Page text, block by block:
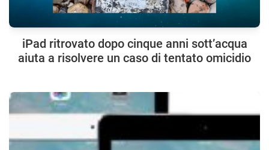
iPad ritrovato dopo cinque anni sott’acqua
aiuta a risolvere un caso di tentato omicidio